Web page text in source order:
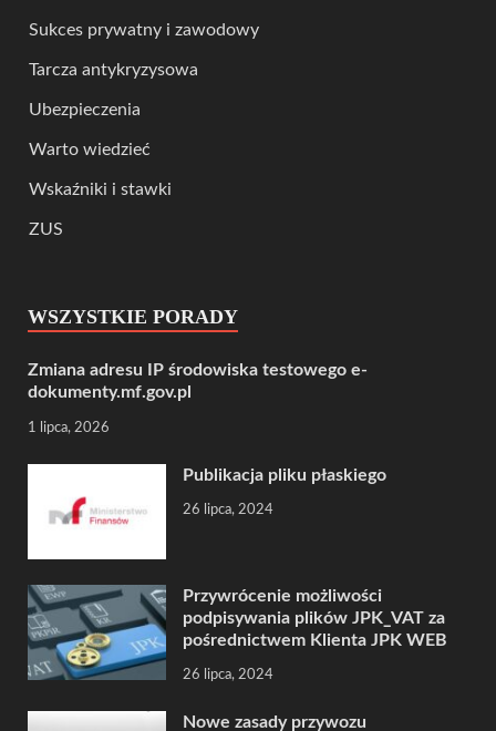
Sukces prywatny i zawodowy
Tarcza antykryzysowa
Ubezpieczenia
Warto wiedzieć
Wskaźniki i stawki
ZUS
WSZYSTKIE PORADY
Zmiana adresu IP środowiska testowego e-
dokumenty.mf.gov.pl
1 lipca, 2026
Publikacja pliku płaskiego
26 lipca, 2024
Przywrócenie możliwości
podpisywania plików JPK_VAT za
pośrednictwem Klienta JPK WEB
26 lipca, 2024
Nowe zasady przywozu